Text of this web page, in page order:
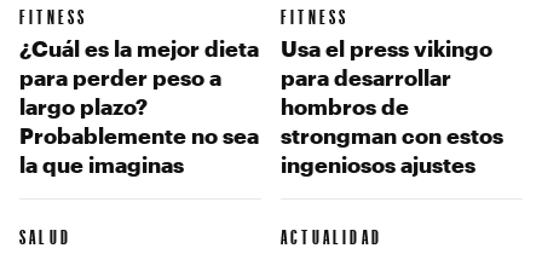
FITNESS
¿Cuál es la mejor dieta
para perder peso a
largo plazo?
Probablemente no sea
la que imaginas
FITNESS
Usa el press vikingo
para desarrollar
hombros de
strongman con estos
ingeniosos ajustes
SALUD ACTUALIDAD